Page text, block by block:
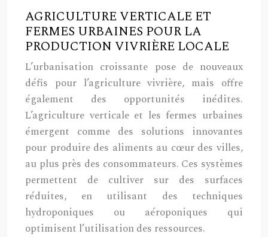
AGRICULTURE VERTICALE ET
FERMES URBAINES POUR LA
PRODUCTION VIVRIÈRE LOCALE
L’urbanisation croissante pose de nouveaux
défis pour l’agriculture vivrière, mais offre
également des opportunités inédites.
L’agriculture verticale et les fermes urbaines
émergent comme des solutions innovantes
pour produire des aliments au cœur des villes,
au plus près des consommateurs. Ces systèmes
permettent de cultiver sur des surfaces
réduites, en utilisant des techniques
hydroponiques ou aéroponiques qui
optimisent l’utilisation des ressources.